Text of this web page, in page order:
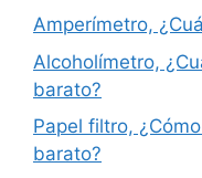
Amperímetro,
Alcoholímetro,
barato?
Papel filtro,
barato?